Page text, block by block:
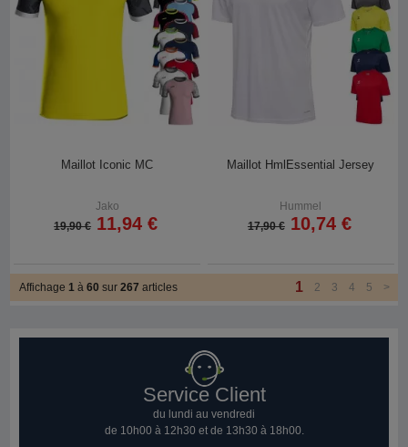
Maillot Iconic MC
Jako
19,90 € 11,94 €
Maillot HmlEssential Jersey
Hummel
17,90 € 10,74 €
Affichage1à60sur267articles 1 2 3 4 5 >
Service Client
du lundi au vendredi
de 10h00 à 12h30 et de 13h30 à 18h00.